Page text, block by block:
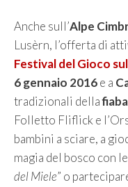
Anche sull’Alpe
Lusèrn, l’offerta di
Festival del Gioco
6 gennaio 2016e a
tradizionali della
Folletto Fliflick e
bambini a sciare, a
magia del bosco con
del Miele” o